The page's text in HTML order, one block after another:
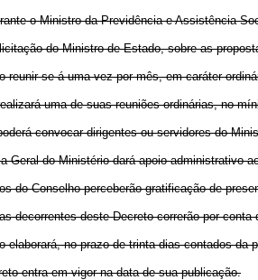
o Ministro da Previdência e Assistência
do Ministro de Estado, sobre as
reunir-se-á uma vez por mês, em caráter
uma de suas reuniões ordinárias, no
convocar dirigentes ou servidores do
Geral do Ministério dará apoio administrativo
do Conselho perceberão gratificação de
decorrentes deste Decreto correrão por
elaborará, no prazo de trinta dias contados
entra em vigor na data de sua publicação.